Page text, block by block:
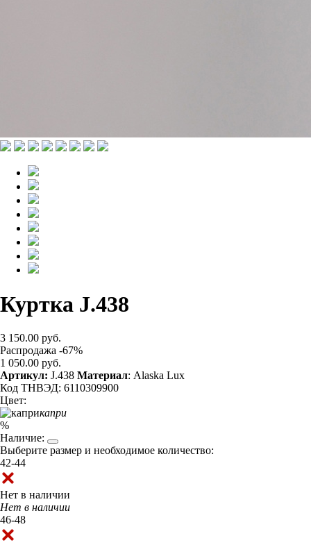
Куртка J.438
3 150.00 руб.
Распродажа -67%
1 050.00 руб.
Артикул: J.438 Материал: Alaska Lux
Код ТНВЭД: 6110309900
Цвет:
капри
%
Наличие:
Выберите размер и необходимое количество:
42-44
Нет в наличии
Нет в наличии
46-48